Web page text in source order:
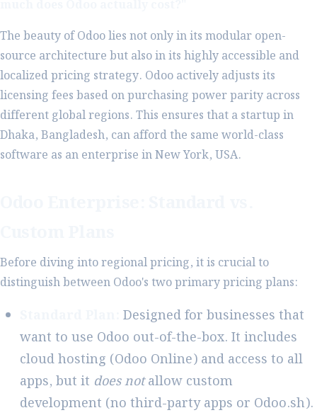
The beauty of Odoo lies not only in its modular open-
source architecture but also in its highly accessible and
localized pricing strategy. Odoo actively adjusts its
licensing fees based on purchasing power parity across
different global regions. This ensures that a startup in
Dhaka, Bangladesh, can afford the same world-class
software as an enterprise in New York, USA.
Before diving into regional pricing, it is crucial to
distinguish between Odoo's two primary pricing plans:
Designed for businesses that
want to use Odoo out-of-the-box. It includes
cloud hosting (Odoo Online) and access to all
apps, but it does notallow custom
development (no third-party apps or Odoo.sh).